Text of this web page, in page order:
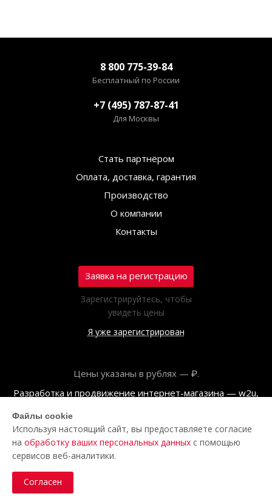
8 800 775-39-84
Бесплатный по России
+7 (495) 787-87-41
Для Москвы
Стать партнёром
Оплата, доставка, гарантия
Производство
О компании
Контакты
Заявка на регистрацию
Зарегистрируйтесь, чтобы
увидеть цены
Я уже зарегистрирован
Цены указаны в рублях — ₽.
Разработка и продвижение интернет-магазина — w2u,
© ООО «Полар центр», 2026
Пользовательское соглашение
Политика обработки персональных данных
Файлы cookie
Используя настоящий сайт, вы предоставляете согласие
на обработку ваших персональных данных с помощью
сервисов веб-аналитики.
Согласен